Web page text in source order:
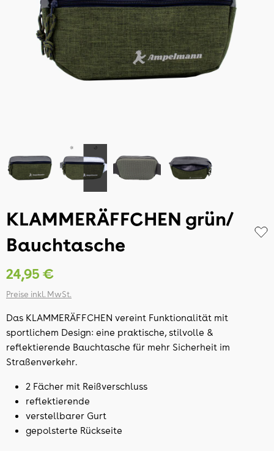
KLAMMERÄFFCHEN grün/
Bauchtasche
24,95 €
Preise inkl. MwSt.
Das KLAMMERÄFFCHEN vereint Funktionalität mit
sportlichem Design: eine praktische, stilvolle &
reflektierende Bauchtasche für mehr Sicherheit im
Straßenverkehr.
2 Fächer mit Reißverschluss
reflektierende
verstellbarer Gurt
gepolsterte Rückseite